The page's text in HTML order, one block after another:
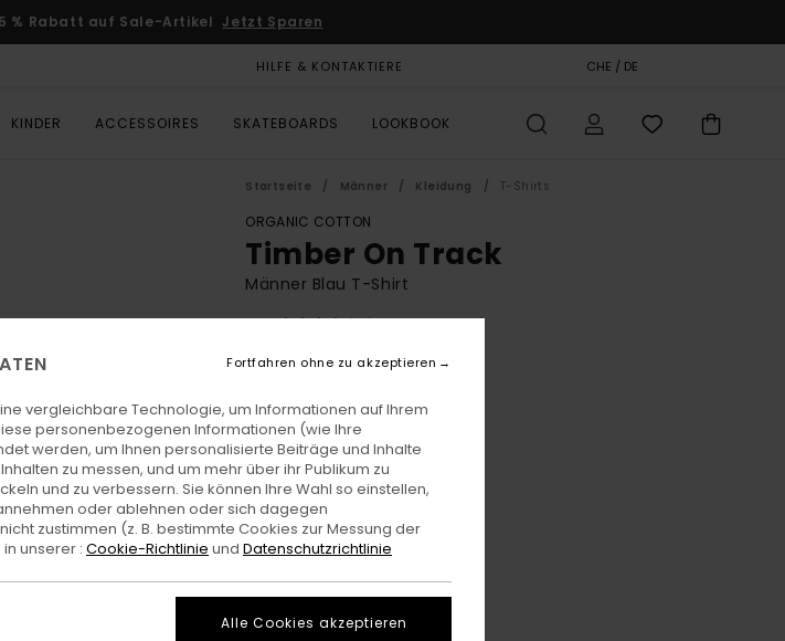
% Rabatt auf Sale-Artikel Jetzt Sparen
HILFE & KONTAKTIERE CHE / DE
KINDER ACCESSOIRES SKATEBOARDS LOOKBOOK
Startseite Männer Kleidung T-Shirts
ORGANIC COTTON
Timber On Track
Männer Blau T-Shirt
4.9
ECO-BONUS
CHF 14,62
SALE
DOPPELTER RABATT EXTRA 25 %
Farbe Blue Mirage
vergleichbare Technologie, um Informationen auf Ihrem
personenbezogenen Informationen (wie Ihre
werden, um Ihnen personalisierte Beiträge und Inhalte
zu messen, und um mehr über ihr Publikum zu
und zu verbessern. Sie können Ihre Wahl so einstellen,
oder ablehnen oder sich dagegen
zustimmen (z. B. bestimmte Cookies zur Messung der
unserer : Cookie-Richtlinie und Datenschutzrichtlinie
Fortfahren ohne zu akzeptieren
Alle Cookies akzeptieren